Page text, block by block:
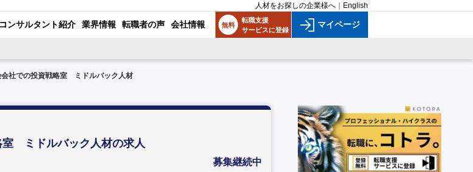
人材をお探しの企業様へ English
コンサルタント紹介 業界情報 転職者の声 会社情報 無料
転職支援
サービスに登録
マイページ
会社での投資戦略室 ミドルバック人材
室 ミドルバック人材の求人
募集継続中